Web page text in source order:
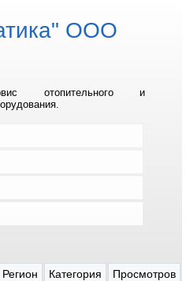
ООО
отопительного и
Регион Категория Просмотров